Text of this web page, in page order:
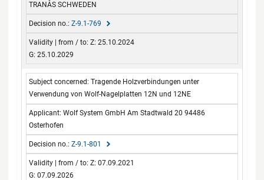
TRANÅS SCHWEDEN
Z-9.1-769
Z: 25.10.2024
G: 25.10.2029
Tragende Holzverbindungen unter
Verwendung von Wolf-Nagelplatten 12N und 12NE
Wolf System GmbH Am Stadtwald 20 94486
Osterhofen
Z-9.1-801
Z: 07.09.2021
G: 07.09.2026